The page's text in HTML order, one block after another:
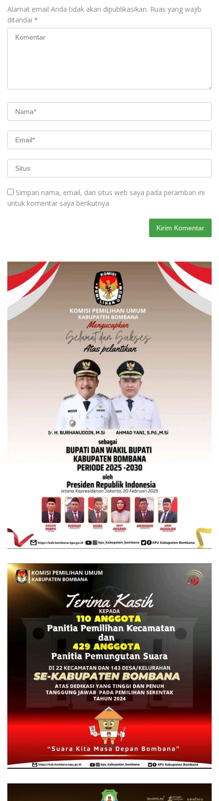
Alamat email Anda tidak akan dipublikasikan. Ruas yang wajib
ditandai *
Simpan nama, email, dan situs web saya pada peramban ini
untuk komentar saya berikutnya.